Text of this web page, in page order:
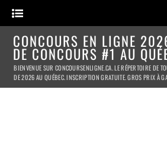
CONCOURS EN LIGNE
DE CONCOURS #1 AU
BIENVENUE SUR CONCOURSENLIGNE.CA. LE RÉPERTOIRE DE
DE 2026 AU QUÉBEC. INSCRIPTION GRATUITE. GROS PRIX À